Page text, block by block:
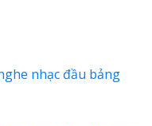
nhạc đầu bảng